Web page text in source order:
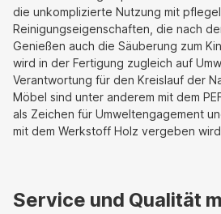
die unkomplizierte Nutzung mit
Reinigungseigenschaften, die nach
Genießen auch die Säuberung zum
wird in der Fertigung zugleich auf
Verantwortung für den Kreislauf der
Möbel sind unter anderem mit dem
als Zeichen für Umweltengagement
mit dem Werkstoff Holz vergeben
Service und Qualität